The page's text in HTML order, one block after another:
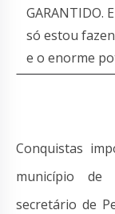
GARANTIDO.
só estou
e o enorme
Conquistas
município de
secretário de